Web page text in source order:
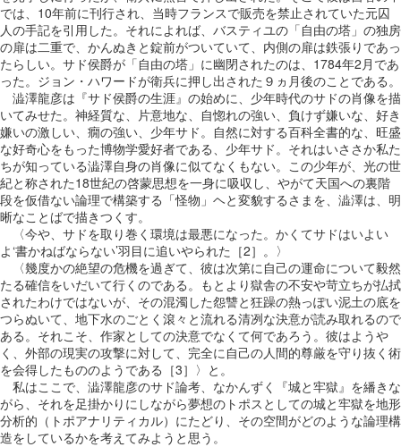
では、10年前に刊行され、当時フランスで販売を禁止されていた元囚
人の手記を引用した。それによれば、バスティユの「自由の塔」の独房
の扉は二重で、かんぬきと錠前がついていて、内側の扉は鉄張りであっ
たらしい。サド侯爵が「自由の塔」に幽閉されたのは、1784年2月であ
った。ジョン・ハワードが衛兵に押し出された９ヵ月後のことである。
澁澤龍彦は『サド侯爵の生涯』の始めに、少年時代のサドの肖像を描
いてみせた。神経質な、片意地な、自惚れの強い、負けず嫌いな、好き
嫌いの激しい、癇の強い、少年サド。自然に対する百科全書的な、旺盛
な好奇心をもった博物学愛好者である、少年サド。それはいささか私た
ちが知っている澁澤自身の肖像に似てなくもない。この少年が、光の世
紀と称された18世紀の啓蒙思想を一身に吸収し、やがて天国への裏階
段を仮借ない論理で構築する「怪物」ヘと変貌するさまを、澁澤は、明
晰なことばで描きつくす。
〈今や、サドを取り巻く環境は最悪になった。かくてサドはいよい
よ‘書かねばならない’羽目に追いやられた［2］。〉
〈幾度かの絶望の危機を過ぎて、彼は次第に自己の運命について毅然
たる確信をいだいて行くのである。もとより獄舎の不安や苛立ちが払拭
されたわけではないが、その混濁した怨讐と狂躁の熱っぽい泥土の底を
つらぬいて、地下水のごとく滾々と流れる清冽な決意が読み取れるので
ある。それこそ、作家としての決意でなくて何であろう。彼はようや
く、外部の現実の攻撃に対して、完全に自己の人間的尊厳を守り抜く術
を会得したもののようである［3］〉と。
私はここで、澁澤龍彦のサド論考、なかんずく『城と牢獄』を繙きな
がら、それを足掛かりにしながら夢想のトポスとしての城と牢獄を地形
分析的（トポアナリティカル）にたどり、その空間がどのような論理構
造をしているかを考えてみようと思う。